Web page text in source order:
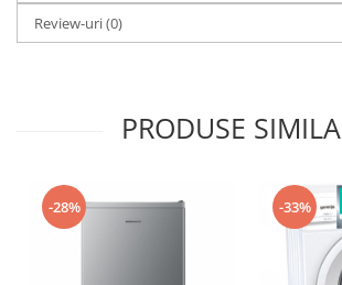
Review-uri(0)
PRODUSE
-28% -33%